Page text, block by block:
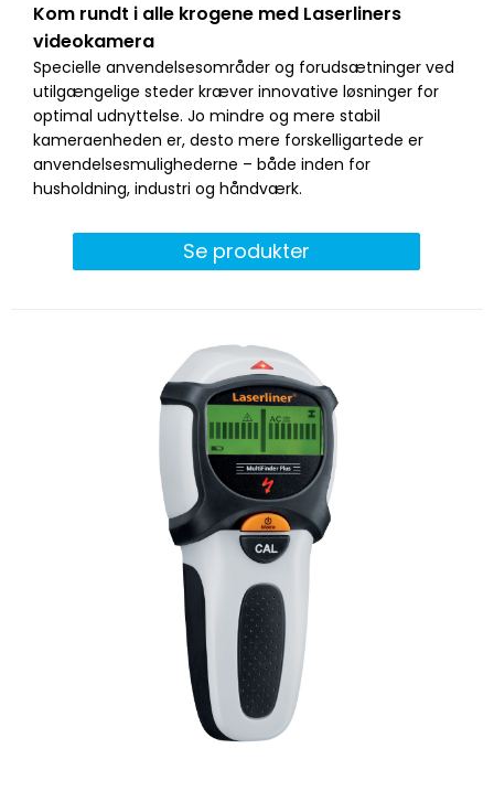
Kom rundt i alle krogene med Laserliners
videokamera
Specielle anvendelsesområder og forudsætninger ved
utilgængelige steder kræver innovative løsninger for
optimal udnyttelse. Jo mindre og mere stabil
kameraenheden er, desto mere forskelligartede er
anvendelsesmulighederne – både inden for
husholdning, industri og håndværk.
Se produkter